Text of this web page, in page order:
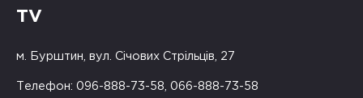
TV
м. Бурштин, вул. Січових Стрільців, 27
Телефон: 096-888-73-58, 066-888-73-58